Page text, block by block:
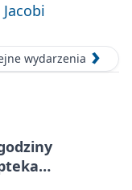
wydarzenia